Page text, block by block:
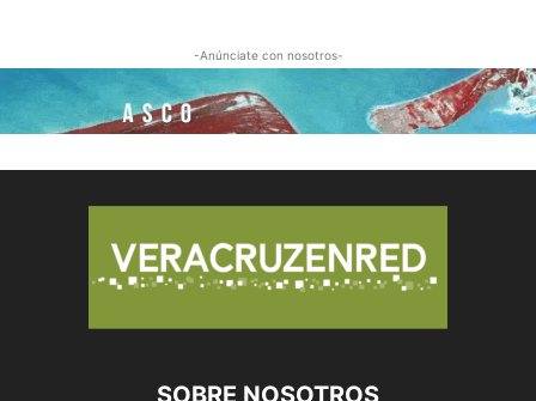
-Anúnciate con nosotros-
SOBRE NOSOTROS